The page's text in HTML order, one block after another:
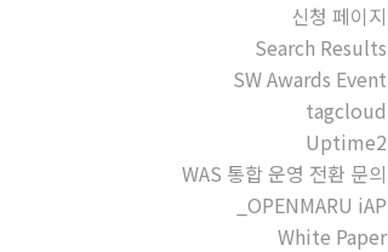
신청 페이지
Search Results
SW Awards Event
tagcloud
Uptime2
WAS 통합 운영 전환 문의
_OPENMARU iAP
White Paper